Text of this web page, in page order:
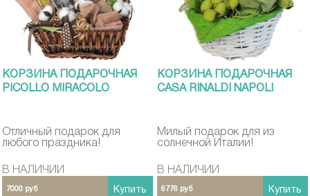
КОРЗИНА ПОДАРОЧНАЯ
PICOLLO MIRACOLO
Отличный подарок для
любого праздника!
В НАЛИЧИИ
7000 руб Купить
КОРЗИНА ПОДАРОЧНАЯ
CASA RINALDI NAPOLI
Милый подарок для из
солнечной Италии!
В НАЛИЧИИ
6776 руб Купить